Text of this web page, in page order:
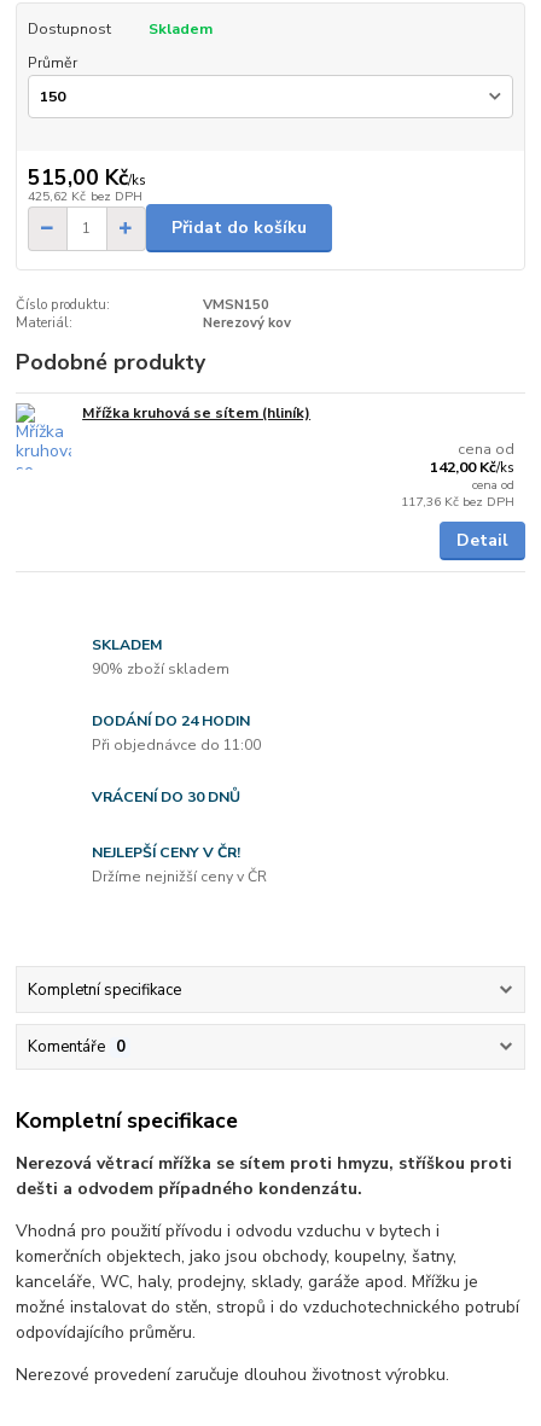
Dostupnost
Skladem
Průměr
515,00 Kč/ks
425,62 Kč bez DPH
Přidat do košíku
Číslo produktu:
VMSN150
Materiál:
Nerezový kov
Podobné produkty
Mřížka kruhová se sítem (hliník)
cena od
142,00 Kč/ks
cena od
117,36 Kč bez DPH
Detail
SKLADEM
90% zboží skladem
DODÁNÍ DO 24 HODIN
Při objednávce do 11:00
VRÁCENÍ DO 30 DNŮ
NEJLEPŠÍ CENY V ČR!
Držíme nejnižší ceny v ČR
Kompletní specifikace
Komentáře 0
Kompletní specifikace
Nerezová větrací mřížka se sítem proti hmyzu, stříškou proti
dešti a odvodem případného kondenzátu.
Vhodná pro použití přívodu i odvodu vzduchu v bytech i
komerčních objektech, jako jsou obchody, koupelny, šatny,
kanceláře, WC, haly, prodejny, sklady, garáže apod. Mřížku je
možné instalovat do stěn, stropů i do vzduchotechnického potrubí
odpovídajícího průměru.
Nerezové provedení zaručuje dlouhou životnost výrobku.